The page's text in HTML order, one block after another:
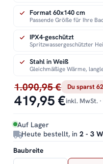
1.090,95 € Du sparst
419,95 €inkl. MwSt.
Auf Lager
Heute bestellt, in 2 - 3
Format 60x140 cm
Passende Größe für Ihre
IPX4-geschützt
Spritzwassergeschützter
Stahl in Weiß
Gleichmäßige Wärme,
Baubreite